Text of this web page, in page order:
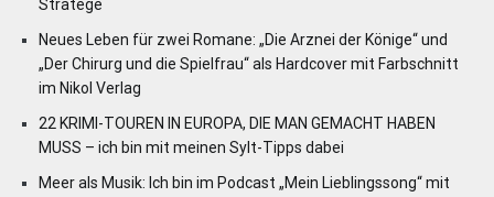
Stratege
Neues Leben für zwei Romane: „Die Arznei der Könige“ und
„Der Chirurg und die Spielfrau“ als Hardcover mit Farbschnitt
im Nikol Verlag
22 KRIMI-TOUREN IN EUROPA, DIE MAN GEMACHT HABEN
MUSS – ich bin mit meinen Sylt-Tipps dabei
Meer als Musik: Ich bin im Podcast „Mein Lieblingssong“ mit